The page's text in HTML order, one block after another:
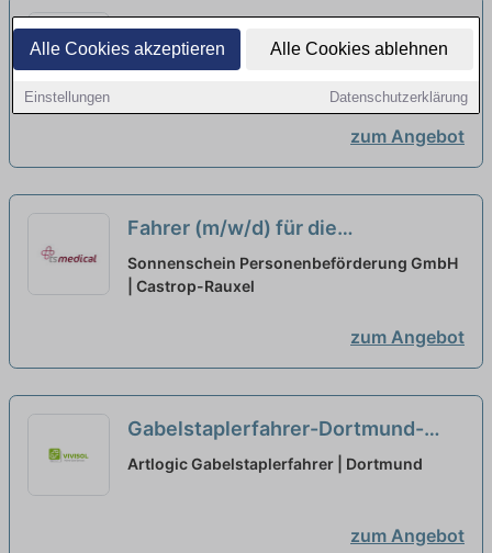
Alle Cookies akzeptieren Alle Cookies ablehnen
Einstellungen Datenschutzerklärung
Fahrer (m/w/d) für die
Personenbeförderung aus Herne in
Sonnenschein Personenbeförderung GmbH
zum Angebot
Fahrer (m/w/d) für die
Personenbeförderung aus
Castrop-Rauxel in Teilzeit
Sonnenschein Personenbeförderung GmbH
| Castrop-Rauxel
zum Angebot
Gabelstaplerfahrer-Dortmund-
TeilzeitStagehand-Dortmund-
Artlogic Gabelstaplerfahrer | Dortmund
zum Angebot